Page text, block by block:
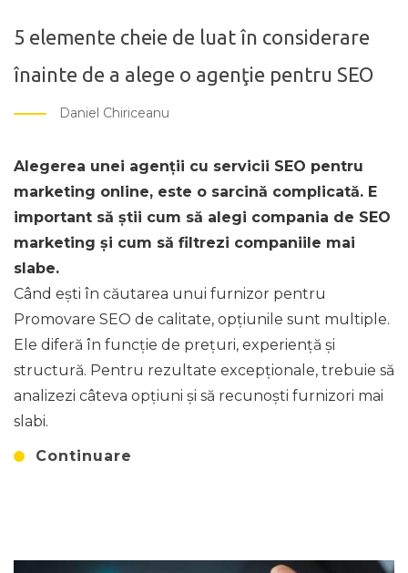
5 elemente cheie de luat în considerare
înainte de a alege o agenţie pentru SEO
Daniel Chiriceanu
Alegerea unei agenţii cu servicii SEO pentru
marketing online, este o sarcină complicată. E
important să știi cum să alegi compania de SEO
marketing și cum să filtrezi companiile mai
slabe.
Când ești în căutarea unui furnizor pentru
Promovare SEO de calitate, opțiunile sunt multiple.
Ele diferă în funcție de prețuri, experiență și
structură. Pentru rezultate excepționale, trebuie să
analizezi câteva opțiuni și să recunoști furnizori mai
slabi.
Continuare